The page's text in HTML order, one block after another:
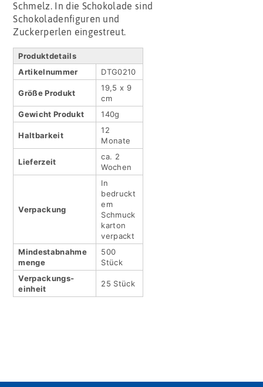
Schmelz. In die Schokolade sind
Schokoladenfiguren und
Zuckerperlen eingestreut.
Produktdetails
Artikel­nummer
DTG0210
Größe Produkt
19,5 x 9
cm
Gewicht Produkt
140g
Haltbar­keit
12
Monate
Lieferzeit
ca. 2
Wochen
Verpackung
In
bedruckt
em
Schmuck
karton
verpackt
Mindestabnahme
menge
500
Stück
Verpackungs­
einheit
25 Stück